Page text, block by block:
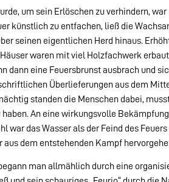
um sein Erlöschen zu verhindern,
künstlich zu entfachen, ließ die
seinen eigentlichen Herd hinaus.
waren mit viel Holzfachwerk
dann eine Feuersbrunst ausbrach und
Überlieferungen aus dem
standen die Menschen dabei,
An eine wirkungsvolle
war das Wasser als der Feind des
aus dem entstehenden Kampf
man allmählich durch eine